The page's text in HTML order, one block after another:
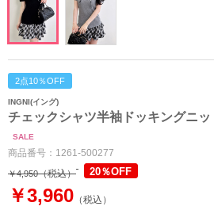
2点10％OFF
INGNI(イング)
チェックシャツ半袖ドッキングニ
SALE
商品番号： 1261-500277
￥4,950（税込） 20％OFF
￥3,960 （税込）